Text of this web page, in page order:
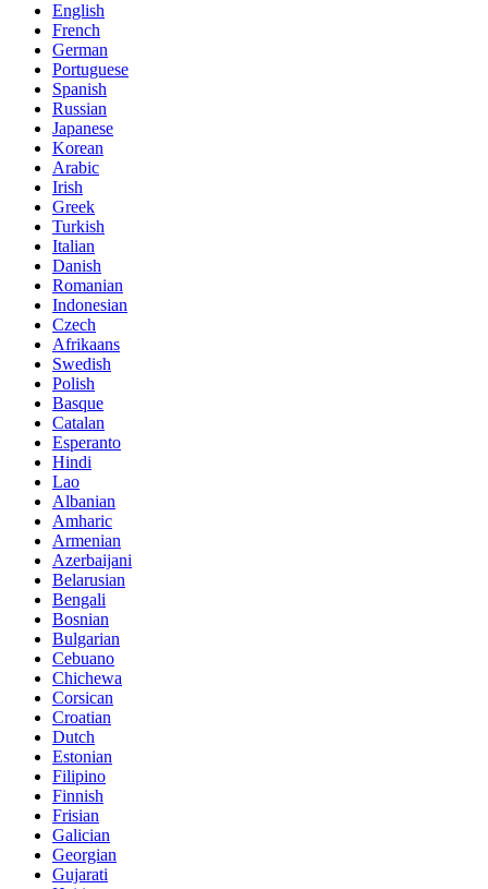
English
French
German
Portuguese
Spanish
Russian
Japanese
Korean
Arabic
Irish
Greek
Turkish
Italian
Danish
Romanian
Indonesian
Czech
Afrikaans
Swedish
Polish
Basque
Catalan
Esperanto
Hindi
Lao
Albanian
Amharic
Armenian
Azerbaijani
Belarusian
Bengali
Bosnian
Bulgarian
Cebuano
Chichewa
Corsican
Croatian
Dutch
Estonian
Filipino
Finnish
Frisian
Galician
Georgian
Gujarati